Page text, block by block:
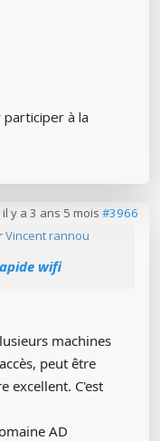
participer à la
il y a 3 ans 5 mois #3966
Vincent rannou
wifi
machines
peut être
excellent. C'est
AD